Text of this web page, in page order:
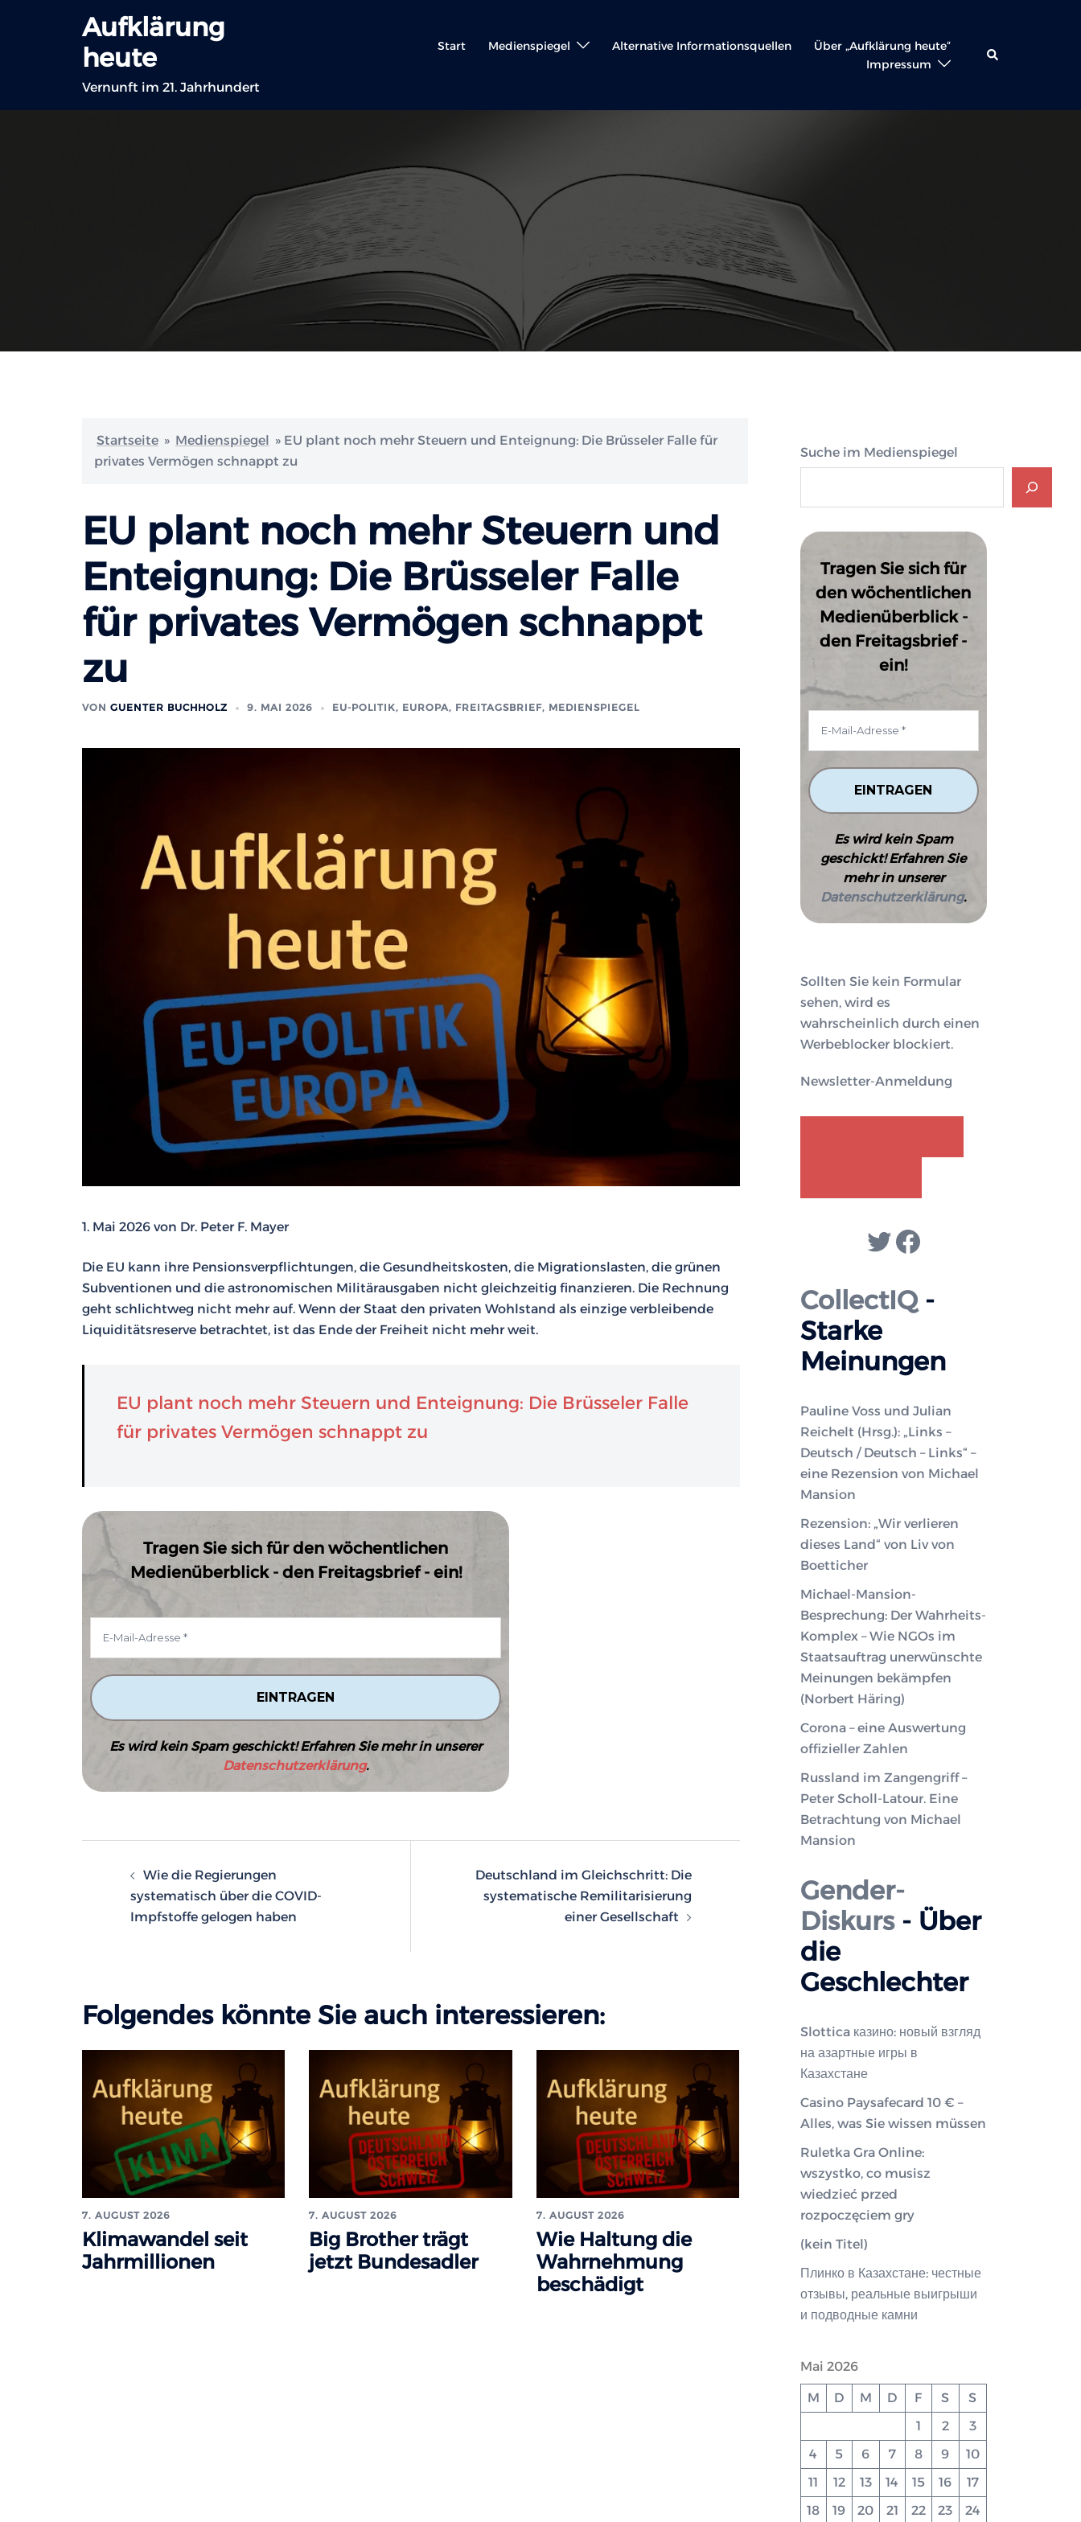
Aufklärung
heute
Vernunft im 21. Jahrhundert
Start Medienspiegel Alternative Informationsquellen
Über „Aufklärung heute“
Impressum
Suche
Startseite » Medienspiegel » EU plant noch mehr Steuern und Enteignung: Die Brüsseler Falle für
privates Vermögen schnappt zu
EU plant noch mehr Steuern und
Enteignung: Die Brüsseler Falle
für privates Vermögen schnappt
zu
VON GUENTER BUCHHOLZ 9. MAI 2026 EU-POLITIK, EUROPA, FREITAGSBRIEF, MEDIENSPIEGEL
1. Mai 2026 von Dr. Peter F. Mayer
Die EU kann ihre Pensionsverpflichtungen, die Gesundheitskosten, die Migrationslasten, die grünen
Subventionen und die astronomischen Militärausgaben nicht gleichzeitig finanzieren. Die Rechnung
geht schlichtweg nicht mehr auf. Wenn der Staat den privaten Wohlstand als einzige verbleibende
Liquiditätsreserve betrachtet, ist das Ende der Freiheit nicht mehr weit.
EU plant noch mehr Steuern und Enteignung: Die Brüsseler Falle
für privates Vermögen schnappt zu
Tragen Sie sich für den wöchentlichen
Medienüberblick - den Freitagsbrief - ein!
Es wird kein Spam geschickt! Erfahren Sie mehr in unserer
Datenschutzerklärung.
Wie die Regierungen
systematisch über die COVID-
Impfstoffe gelogen haben
Deutschland im Gleichschritt: Die
systematische Remilitarisierung
einer Gesellschaft
Folgendes könnte Sie auch interessieren:
7. AUGUST 2026
Klimawandel seit
Jahrmillionen
7. AUGUST 2026
Big Brother trägt
jetzt Bundesadler
7. AUGUST 2026
Wie Haltung die
Wahrnehmung
beschädigt
Suche im Medienspiegel
Tragen Sie sich für
den wöchentlichen
Medienüberblick -
den Freitagsbrief -
ein!
Es wird kein Spam
geschickt! Erfahren Sie
mehr in unserer
Datenschutzerklärung.
Sollten Sie kein Formular
sehen, wird es
wahrscheinlich durch einen
Werbeblocker blockiert.
Newsletter-Anmeldung
Twitter
Facebook
CollectIQ-
Starke
Meinungen
Pauline Voss und Julian
Reichelt (Hrsg.): „Links –
Deutsch / Deutsch – Links“ –
eine Rezension von Michael
Mansion
Rezension: „Wir verlieren
dieses Land“ von Liv von
Boetticher
Michael-Mansion-
Besprechung: Der Wahrheits-
Komplex – Wie NGOs im
Staatsauftrag unerwünschte
Meinungen bekämpfen
(Norbert Häring)
Corona – eine Auswertung
offizieller Zahlen
Russland im Zangengriff –
Peter Scholl-Latour. Eine
Betrachtung von Michael
Mansion
Gender-
Diskurs- Über
die
Geschlechter
Slottica казино: новый взгляд
на азартные игры в
Казахстане
Casino Paysafecard 10 € –
Alles, was Sie wissen müssen
Ruletka Gra Online:
wszystko, co musisz
wiedzieć przed
rozpoczęciem gry
(kein Titel)
Плинко в Казахстане: честные
отзывы, реальные выигрыши
и подводные камни
Mai 2026
M D M D F S
S
1
2
3
4
5 6 7 8 9
10
11
12 13 14 15 16
17
18
19 20 21 22 23 24